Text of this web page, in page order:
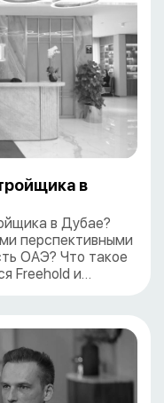
в
в Дубае?
перспективными
ОАЭ? Что такое
Freehold и…